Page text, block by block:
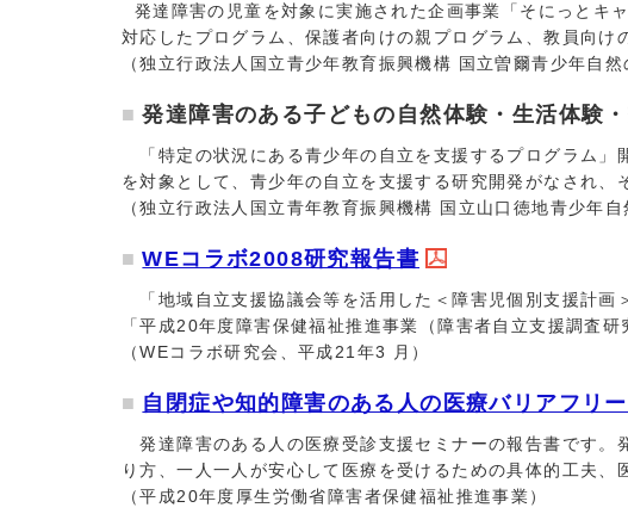
発達障害の児童を対象に実施された企画事業「そにっとキ
対応したプログラム、保護者向けの親プログラム、教員向け
（独立行政法人国立青少年教育振興機構 国立曽爾青少年自然
発達障害のある子どもの自然体験・生活体験
「特定の状況にある青少年の自立を支援するプログラム」
を対象として、青少年の自立を支援する研究開発がなされ、
（独立行政法人国立青年教育振興機構 国立山口徳地青少年
WEコラボ2008研究報告書
「地域自立支援協議会等を活用した＜障害児個別支援計画
「平成20年度障害保健福祉推進事業（障害者自立支援調査
（WEコラボ研究会、平成21年3 月）
自閉症や知的障害のある人の医療バリアフリ
発達障害のある人の医療受診支援セミナーの報告書です。
り方、一人一人が安心して医療を受けるための具体的工夫
（平成20年度厚生労働省障害者保健福祉推進事業）